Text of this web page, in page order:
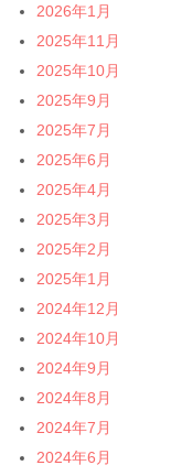
2026年1月
2025年11月
2025年10月
2025年9月
2025年7月
2025年6月
2025年4月
2025年3月
2025年2月
2025年1月
2024年12月
2024年10月
2024年9月
2024年8月
2024年7月
2024年6月